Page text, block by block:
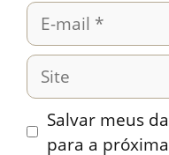
E-
mail
Site
Salvar meus
para a